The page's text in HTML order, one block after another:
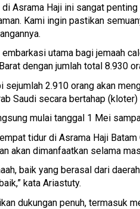
Asrama Haji ini sangat
Kami ingin pastikan
utama bagi jemaah
dengan jumlah total 8.930
2.910 orang akan
Saudi secara bertahap
mulai tanggal 1 Mei
tidur di Asrama Haji
akan dimanfaatkan selama
baik yang berasal dari
kata Ariastuty.
dukungan penuh, termasuk